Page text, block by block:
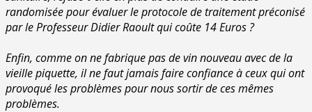
randomisée pour évaluer le protocole de traitement préconisé
par le Professeur Didier Raoult qui coûte 14 Euros ?
Enfin, comme on ne fabrique pas de vin nouveau avec de la
vieille piquette, il ne faut jamais faire confiance à ceux qui ont
provoqué les problèmes pour nous sortir de ces mêmes
problèmes.